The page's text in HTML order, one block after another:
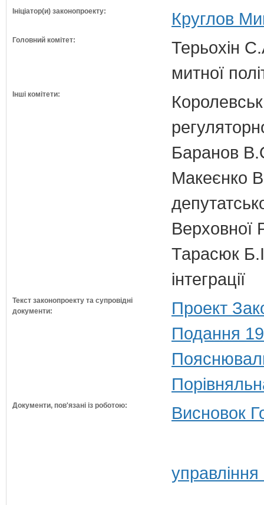
Ініціатор(и) законопроекту: Круглов
Головний комітет:
Терьохін
митної
Інші комітети:
Баранов
Макеєнко
Верховної
Тарасюк
інтеграції
Текст законопроекту та супровідні
документи:
Проект
Подання
Документи, пов'язані із роботою: Висновок